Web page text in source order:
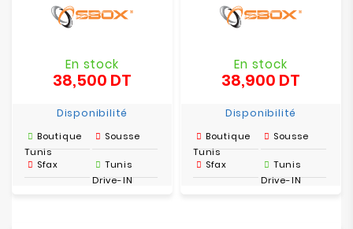
En stock
38,500 DT
Disponibilité
Boutique
Tunis
Sousse
Sfax
Tunis
Drive-IN
En stock
38,900 DT
Disponibilité
Boutique
Tunis
Sousse
Sfax
Tunis
Drive-IN